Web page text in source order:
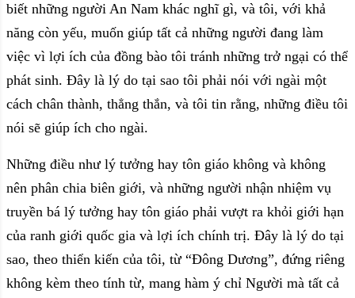
biết những người An Nam khác nghĩ gì, và tôi, với khả
năng còn yếu, muốn giúp tất cả những người đang làm
việc vì lợi ích của đồng bào tôi tránh những trở ngại có thể
phát sinh. Đây là lý do tại sao tôi phải nói với ngài một
cách chân thành, thẳng thắn, và tôi tin rằng, những điều tôi
nói sẽ giúp ích cho ngài.
Những điều như lý tưởng hay tôn giáo không và không
nên phân chia biên giới, và những người nhận nhiệm vụ
truyền bá lý tưởng hay tôn giáo phải vượt ra khỏi giới hạn
của ranh giới quốc gia và lợi ích chính trị. Đây là lý do tại
sao, theo thiển kiến của tôi, từ “Đông Dương”, đứng riêng
không kèm theo tính từ, mang hàm ý chỉ Người mà tất cả